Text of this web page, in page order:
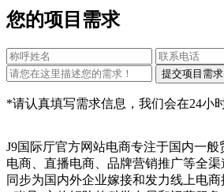
您的项目需求
*请认真填写需求信息，我们会在24小
J9国际厅官方网站电商专注于国内一
电商、直播电商、品牌营销推广等全渠
同步为国内外企业嫁接和发力线上电